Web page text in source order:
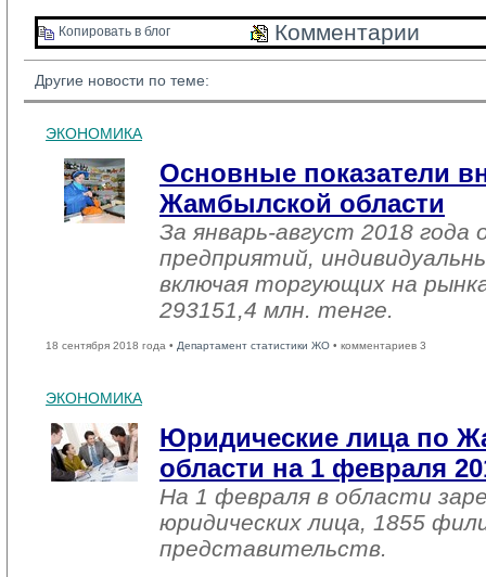
Копировать в блог Комментарии
Другие новости по теме:
ЭКОНОМИКА
Основные показатели
Жамбылской области
За январь-август 2018
предприятий,
включая торгующих на
293151,4 млн. тенге.
18 сентября 2018 года • Департамент статистики ЖО • комментариев 3
ЭКОНОМИКА
Юридические лица по
области на 1 февраля
На 1 февраля в области
юридических лица, 1855
представительств.